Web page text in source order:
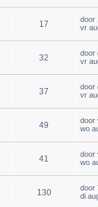
17 door
vr
32 door
vr
37 door
vr
49 door
wo
41 door
wo
130 door
di